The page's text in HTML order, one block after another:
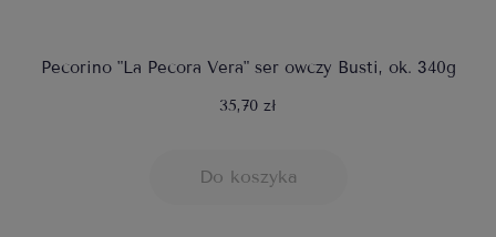
Pecorino "La Pecora Vera" ser owczy Busti, ok. 340g
35,70 zł
Do koszyka